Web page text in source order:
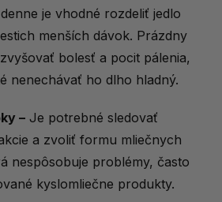
je vhodné rozdeliť jedlo
menších dávok. Prázdny
bolesť a pocit pálenia,
nenechávať ho dlho hladný.
– Je potrebné sledovať
a zvoliť formu mliečnych
nespôsobuje problémy, často
kyslomliečne produkty.